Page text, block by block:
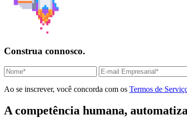
Construa connosco.
Ao se inscrever, você concorda com os Termos de
A competência humana,